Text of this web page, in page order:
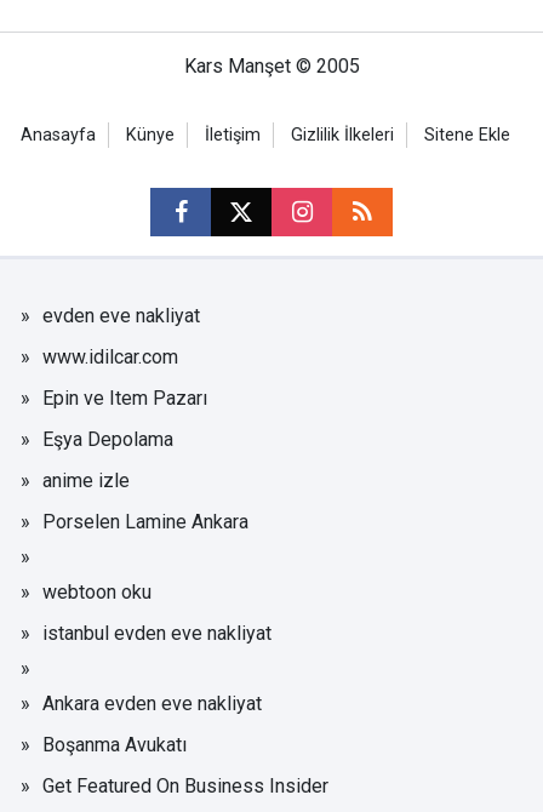
Kars Manşet © 2005
Anasayfa Künye İletişim Gizlilik İlkeleri Sitene Ekle
evden eve nakliyat
www.idilcar.com
Epin ve Item Pazarı
Eşya Depolama
anime izle
Porselen Lamine Ankara
webtoon oku
istanbul evden eve nakliyat
Ankara evden eve nakliyat
Boşanma Avukatı
Get Featured On Business Insider